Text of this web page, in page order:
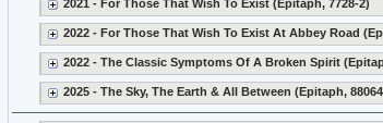
2021 - For Those That Wish To Exist (Epitaph, 7728-2)
2022 - For Those That Wish To Exist At Abbey Road
2022 - The Classic Symptoms Of A Broken Spirit
2025 - The Sky, The Earth & All Between (Epitaph,